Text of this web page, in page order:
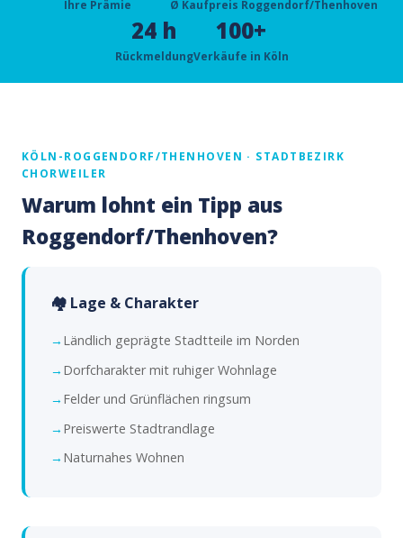
Ihre Prämie Ø Kaufpreis Roggendorf/Thenhoven
24 h
Rückmeldung
100+
Verkäufe in Köln
KÖLN-ROGGENDORF/THENHOVEN · STADTBEZIRK
CHORWEILER
Warum lohnt ein Tipp aus
Roggendorf/Thenhoven?
🏘️ Lage & Charakter
Ländlich geprägte Stadtteile im Norden
Dorfcharakter mit ruhiger Wohnlage
Felder und Grünflächen ringsum
Preiswerte Stadtrandlage
Naturnahes Wohnen